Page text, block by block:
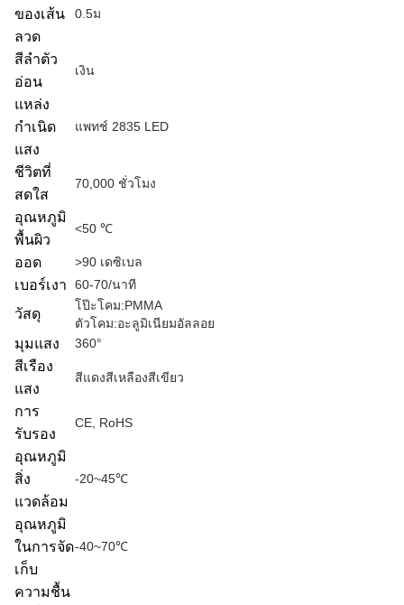
ของเส้น
ลวด
0.5ม
สีลำตัว
อ่อน
เงิน
แหล่ง
กำเนิด
แสง
แพทช์ 2835 LED
ชีวิตที่
สดใส
70,000 ชั่วโมง
อุณหภูมิ
พื้นผิว
<50 ℃
ออด >90 เดซิเบล
เบอร์เงา 60-70/นาที
วัสดุ
โป๊ะโคม:PMMA
ตัวโคม:อะลูมิเนียมอัลลอย
มุมแสง 360°
สีเรือง
แสง
สีแดงสีเหลืองสีเขียว
การ
รับรอง
CE, RoHS
อุณหภูมิ
สิ่ง
แวดล้อม
-20~45℃
อุณหภูมิ
ในการจัด
เก็บ
-40~70℃
ความชื้น